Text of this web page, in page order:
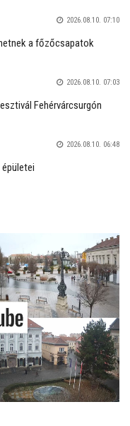
2026.08.10. 07:10
a főzőcsapatok
2026.08.10. 07:03
Fehérvárcsurgón
2026.08.10. 06:48